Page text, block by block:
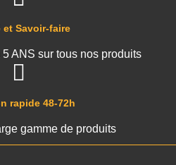
rapide 48-72h
gamme de produits
et Savoir-faire
ANS sur tous nos produits